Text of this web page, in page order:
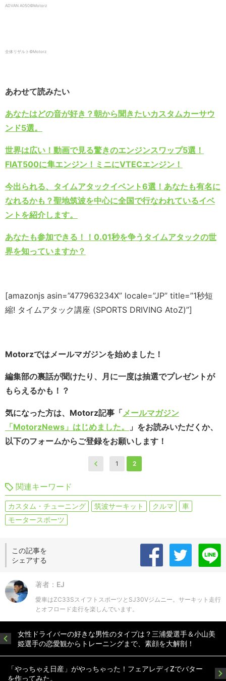
ADVAN A050©️Motorz
全体リザルト©️Motorz
あわせて読みたい
あなたはどの音が好き？朝から聞きたいカスタムカーサウ
ンド5選。
世界は広い！動画で見る驚きのエンジンスワップ5選！
FIAT500に隼エンジン！ミニにVTECエンジン！
今出られる、タイムアタックイベント6選！あなたも有名に
なれるかも？聖地筑波を中心に全国で行なわれているイベ
ントを紹介します。
あなたも参加できる！！0.01秒を争うタイムアタックの世
界を知っていますか？
[amazonjs asin=”477963234X” locale=”JP” title=”1秒短
縮! タイムアタック講座 (SPORTS DRIVING AtoZ)”]
Motorzではメールマガジンを始めました！
編集部の裏話が聞けたり、月に一度は抽選でプレゼントが
もらえるかも！？
気になった方は、Motorz記事「メールマガジン
「MotorzNews」はじめました。
」をお読みいただくか、
以下のフォームからご登録をお願いします！
1 2
関連キーワード
カスタム・チューニング 筑波サーキット クルマ
車
モータースポーツ
この記事を
シェアする
著者：EJ
愛車はZC33SスイフトスポーツとSJ30Vジムニー。サーキット走行
とオフロード走行を楽しんでいます。
女性ドライバーの好きな男性のタイプは？三浦愛選手＆小山美
姫選手の恋愛観からトレーニングまで、素顔を大解剖！
「やっちゃえ日産」がやっちゃった！フェアレディZでバター
を作ってみた。